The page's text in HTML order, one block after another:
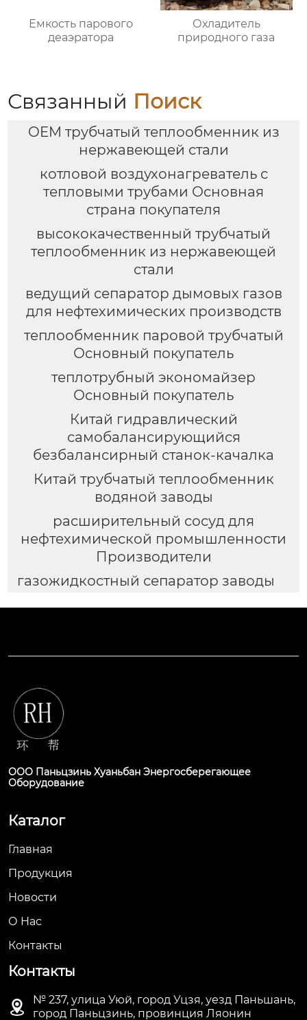
Емкость парового
деаэратора
Охладитель
природного газа
Связанный Поиск
OEM трубчатый теплообменник из
нержавеющей стали
котловой воздухонагреватель с
тепловыми трубами Основная
страна покупателя
высококачественный трубчатый
теплообменник из нержавеющей
стали
ведущий сепаратор дымовых газов
для нефтехимических производств
теплообменник паровой трубчатый
Основный покупатель
теплотрубный экономайзер
Основный покупатель
Китай гидравлический
самобалансирующийся
безбалансирный станок-качалка
Китай трубчатый теплообменник
водяной заводы
расширительный сосуд для
нефтехимической промышленности
Производители
газожидкостный сепаратор заводы
ООО Паньцзинь Хуаньбан Энергосберегающее
Оборудование
Каталог
Главная
Продукция
Новости
О Hас
Контакты
Контакты

№ 237, улица Уюй, город Уцзя, уезд Паньшань,
город Паньцзинь, провинция Ляонин